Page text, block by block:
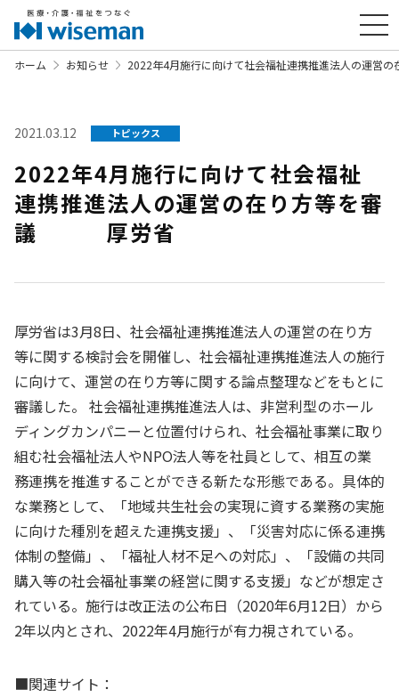
ホーム お知らせ 2022年4月施行に向けて社会福祉連携推進法人の運
2021.03.12 トピックス
2022年4月施行に向けて社会福祉
連携推進法人の運営の在り方等を審
議 厚労省
厚労省は3月8日、社会福祉連携推進法人の運営の在り方
等に関する検討会を開催し、社会福祉連携推進法人の施行
に向けて、運営の在り方等に関する論点整理などをもとに
審議した。 社会福祉連携推進法人は、非営利型のホール
ディングカンパニーと位置付けられ、社会福祉事業に取り
組む社会福祉法人やNPO法人等を社員として、相互の業
務連携を推進することができる新たな形態である。具体的
な業務として、「地域共生社会の実現に資する業務の実施
に向けた種別を超えた連携支援」、「災害対応に係る連携
体制の整備」、「福祉人材不足への対応」、「設備の共同
購入等の社会福祉事業の経営に関する支援」などが想定さ
れている。施行は改正法の公布日（2020年6月12日）から
2年以内とされ、2022年4月施行が有力視されている。
■関連サイト：